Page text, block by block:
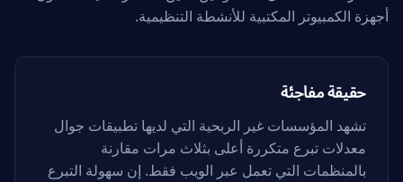
أجهزة الكمبيوتر المكتبية للأنشطة التنظيمية.
حقيقة مفاجئة
تشهد المؤسسات غير الربحية التي لديها تطبيقات جوال
معدلات تبرع متكررة أعلى بثلاث مرات مقارنة
بالمنظمات التي تعمل عبر الويب فقط. إن سهولة التبرع